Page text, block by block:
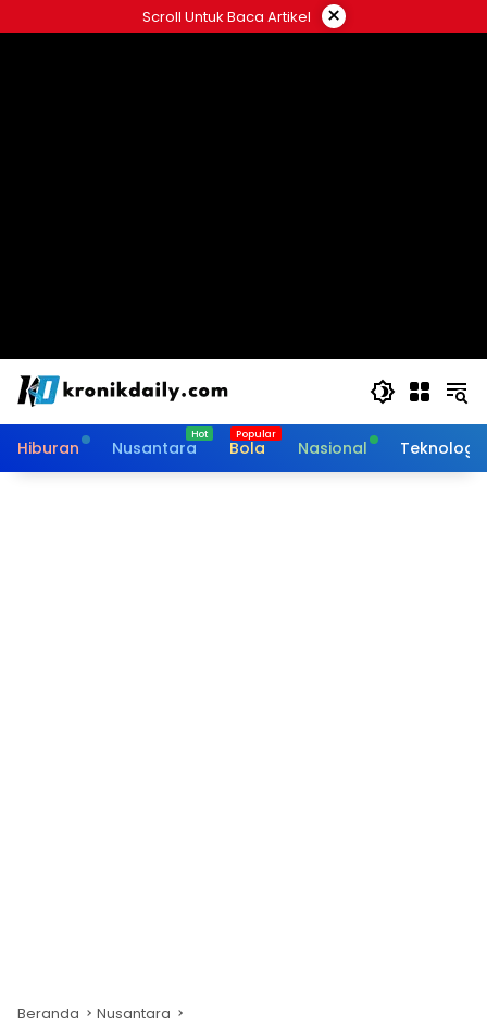
ke
Scroll Untuk Baca Artikel ×
Hiburan Nusantara Bola Nasional Teknologi
Beranda Nusantara